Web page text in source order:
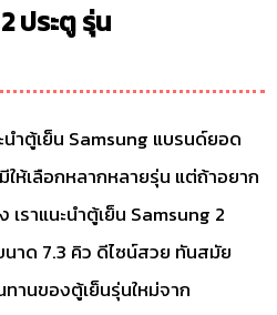
ประตู รุ่น
ำตู้เย็น Samsung แบรนด์ยอด
ห้เลือกหลากหลายรุ่น แต่ถ้าอยาก
เราแนะนำตู้เย็น Samsung 2
นาด 7.3 คิว ดีไซน์สวย ทันสมัย
านของตู้เย็นรุ่นใหม่จาก